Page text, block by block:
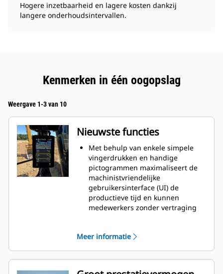
Hogere inzetbaarheid en lagere kosten dankzij
langere onderhoudsintervallen.
Kenmerken in één oogopslag
Weergave 1-3 van 10
Nieuwste functies
Met behulp van enkele simpele
vingerdrukken en handige
pictogrammen maximaliseert de
machinistvriendelijke
gebruikersinterface (UI) de
productieve tijd en kunnen
medewerkers zonder vertraging
creëren van nieuwe
verloopt sneller, zodat machinisten
Meer informatie